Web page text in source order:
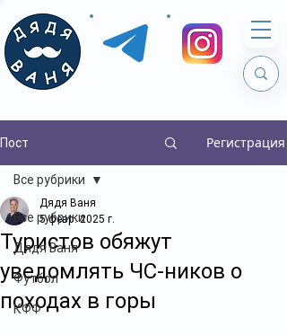
Пост Регистрация
Все рубрики
Дядя Ваня
Футбол
КФФ
Все рубрики
Туристов обяжут
уведомлять ЧС-ников о
походах в горы
Дядя Ваня
5 февр. 2025 г.